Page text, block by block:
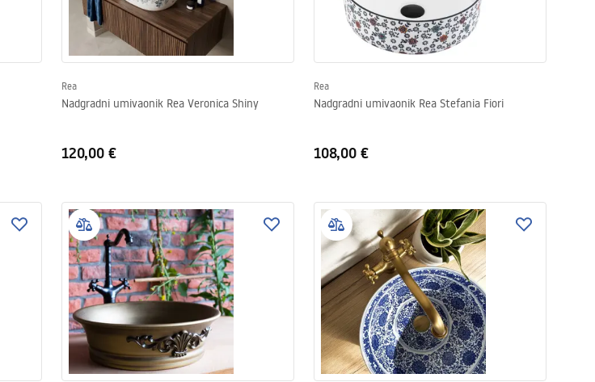
Rea
Nadgradni umivaonik Rea Veronica Shiny
120,00 €
Rea
Nadgradni umivaonik Rea Stefania Fiori
108,00 €